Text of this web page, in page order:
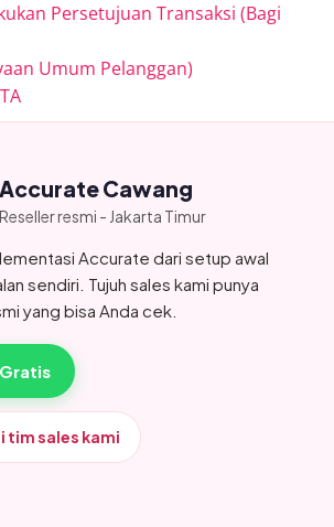
Persetujuan Transaksi (Bagi
Umum Pelanggan)
Accurate Cawang
Reseller resmi - Jakarta Timur
Accurate dari setup awal
sendiri. Tujuh sales kami punya
yang bisa Anda cek.
tim sales kami